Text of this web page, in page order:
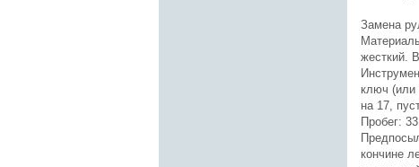
Замена
жесткий.
ключ (или
на 17,
Пробег:
кончине